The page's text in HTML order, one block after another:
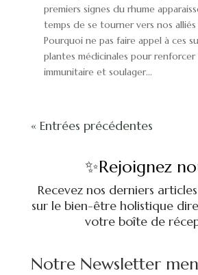
premiers signes du rhume
temps de se tourner vers nos
Pourquoi ne pas faire appel à ces
plantes médicinales pour
immunitaire et soulager...
« Entrées précédentes
✨Rejoignez
Recevez nos derniers
sur le bien-être holistique
votre boîte de
Notre Newsletter